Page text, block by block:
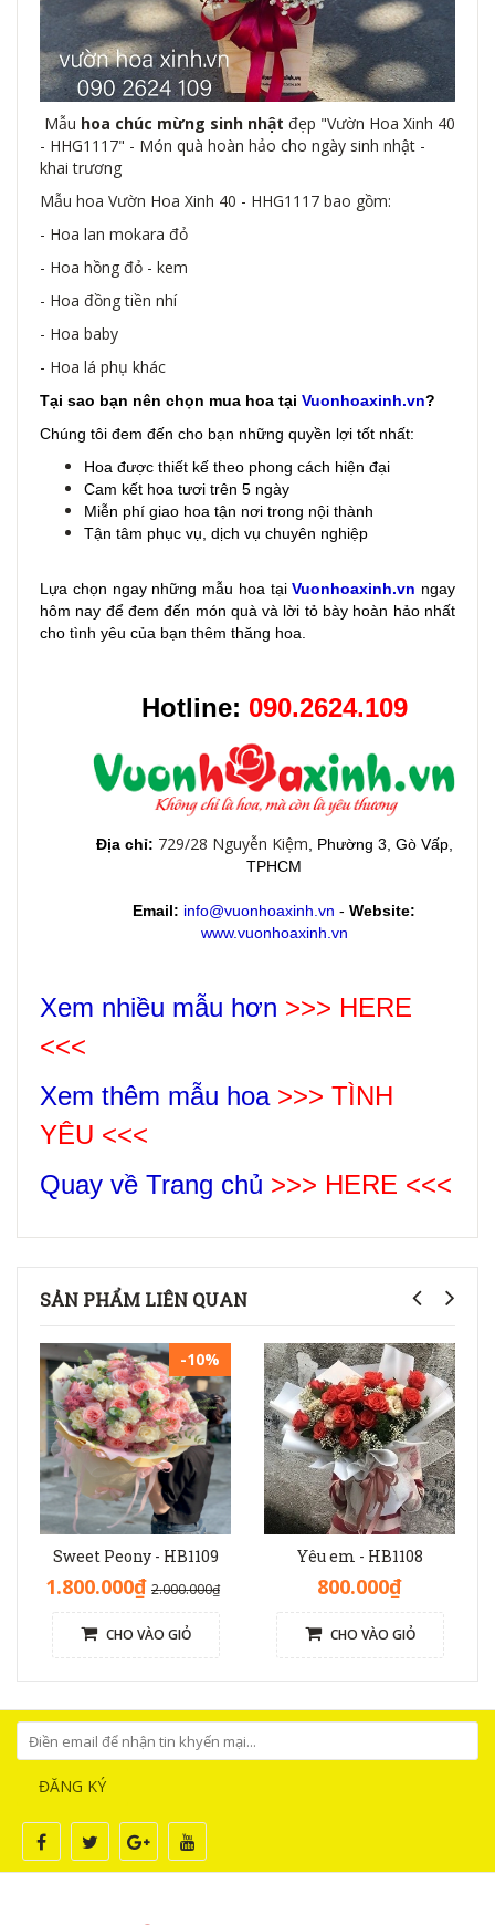
Mẫu hoa chúc mừng sinh nhật đẹp "Vườn Hoa Xinh 40
- HHG1117" - Món quà hoàn hảo cho ngày sinh nhật -
khai trương
Mẫu hoa Vườn Hoa Xinh 40 - HHG1117 bao gồm:
- Hoa lan mokara đỏ
- Hoa hồng đỏ - kem
- Hoa đồng tiền nhí
- Hoa baby
- Hoa lá phụ khác
Tại sao bạn nên chọn mua hoa tại Vuonhoaxinh.vn?
Chúng tôi đem đến cho bạn những quyền lợi tốt nhất:
Hoa được thiết kế theo phong cách hiện đại
Cam kết hoa tươi trên 5 ngày
Miễn phí giao hoa tận nơi trong nội thành
Tận tâm phục vụ, dịch vụ chuyên nghiệp
Lựa chọn ngay những mẫu hoa tạiVuonhoaxinh.vn ngay
hôm nay để đem đến món quà và lời tỏ bày hoàn hảo nhất
cho tình yêu của bạn thêm thăng hoa.
Hotline: 090.2624.109
Địa chỉ: 729/28 Nguyễn Kiệm , Phường 3, Gò Vấp,
TPHCM
Email: info@vuonhoaxinh.vn - Website:
www.vuonhoaxinh.vn
Xem nhiều mẫu hơn >>> HERE
<<<
Xem thêm mẫu hoa >>> TÌNH
YÊU <<<
Quay về Trang chủ >>> HERE <<<
SẢN PHẨM LIÊN QUAN
-10%
Sweet Peony - HB1109
1.800.000₫ 2.000.000₫
CHO VÀO GIỎ
Yêu em - HB1108
800.000₫
CHO VÀO GIỎ
ĐĂNG KÝ